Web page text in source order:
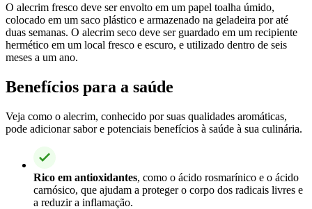
O alecrim fresco deve ser envolto em um papel toalha úmido,
colocado em um saco plástico e armazenado na geladeira por até
duas semanas. O alecrim seco deve ser guardado em um recipiente
hermético em um local fresco e escuro, e utilizado dentro de seis
meses a um ano.
Benefícios para a saúde
Veja como o alecrim, conhecido por suas qualidades aromáticas,
pode adicionar sabor e potenciais benefícios à saúde à sua culinária.
Rico em antioxidantes, como o ácido rosmarínico e o ácido
carnósico, que ajudam a proteger o corpo dos radicais livres e
a reduzir a inflamação.